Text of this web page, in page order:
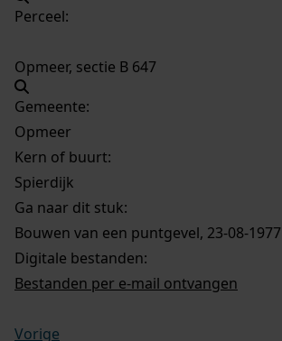
Perceel:
Opmeer, sectie B 647
Gemeente:
Opmeer
Kern of buurt:
Spierdijk
Ga naar dit stuk:
Bouwen van een puntgevel, 23-08-1977
Digitale bestanden:
Bestanden per e-mail ontvangen
Vorige